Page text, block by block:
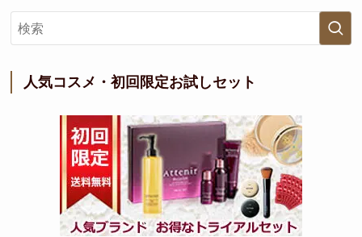
人気コスメ・初回限定お試しセット